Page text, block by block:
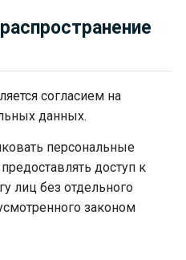
согласием на
данных.
персональные
доступ к
лиц без отдельного
законом